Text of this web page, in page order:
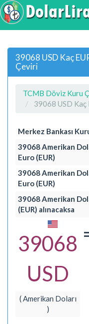
39068 USD Kaç
Çeviri
TCMB Döviz Kuru
39068 USD Kaç
Merkez Bankası
39068 Amerikan
Euro (EUR)
39068 Amerikan
Euro (EUR)
39068 Amerikan
(EUR) alınacaksa
39068
USD
( Amerikan Doları
)